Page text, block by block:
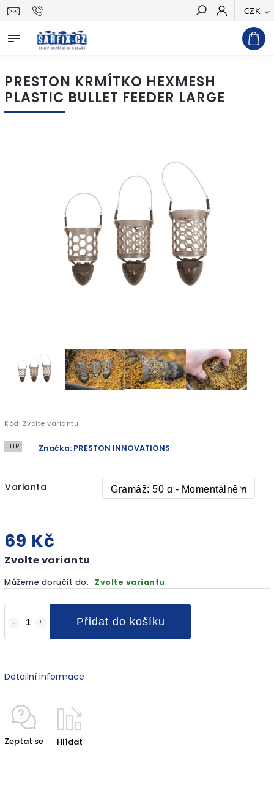
CZK
Hledat
PRESTON KRMÍTKO HEXMESH
PLASTIC BULLET FEEDER LARGE
Kód: Zvolte variantu
TIP Značka: PRESTON INNOVATIONS
Varianta
69 Kč
Zvolte variantu
Můžeme doručit do: Zvolte variantu
Přidat do košíku
Detailní informace
Zeptat se Hlídat